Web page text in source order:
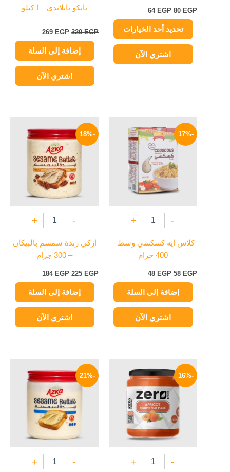
80EGP
64 EGP
تحديد أحد الخيارات
صفحة
المنتج
اشتري الآن
بانكو تايلاندي – ا كيلو
320EGP
269 EGP
إضافة إلى السلة
اشتري الآن
-17%
-
+
كلاس ايه كسكسي وسط –
400 جرام
58EGP
الأصلي
هو:
58 EGP.
48 EGP
الحالي
هو:
48 EGP.
إضافة إلى السلة
اشتري الآن
-18%
-
+
أزكي زبدة سمسم بالبيكان
– 300 جرام
225EGP
الأصلي
هو:
225 EGP.
184 EGP
الحالي
هو:
إضافة إلى السلة
اشتري الآن
-16%
-
+
الأصلي
هو:
130 EGP.
الحالي
هو:
109 EGP.
-21%
-
+
الأصلي
هو:
150 EGP.
الحالي
هو: